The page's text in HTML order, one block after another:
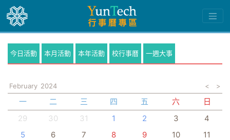
今日活動 本月活動 本年活動 校行事曆 一週大事
February 2024 < >
一 二 三 四 五 六
日
29
30 31 1 2 3
4
5
6 7 8 9 10
11